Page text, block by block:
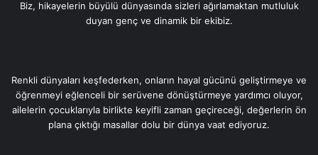
Biz, hikayelerin büyülü dünyasında sizleri ağırlamaktan mutluluk
duyan genç ve dinamik bir ekibiz.
Renkli dünyaları keşfederken, onların hayal gücünü geliştirmeye ve
öğrenmeyi eğlenceli bir serüvene dönüştürmeye yardımcı oluyor,
ailelerin çocuklarıyla birlikte keyifli zaman geçireceği, değerlerin ön
plana çıktığı masallar dolu bir dünya vaat ediyoruz.